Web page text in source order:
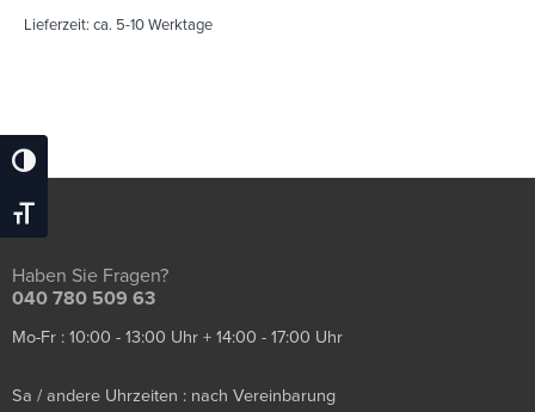
Umschalten Auf Hohe Kontraste
Schrift Vergrößern
Lieferzeit: ca. 5-10 Werktage
Haben Sie Fragen?
040 780 509 63
Mo-Fr : 10:00 - 13:00 Uhr + 14:00 - 17:00 Uhr
Sa / andere Uhrzeiten : nach Vereinbarung